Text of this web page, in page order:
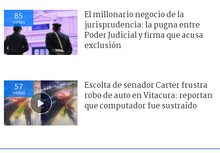
85
visitas
El millonario negocio de la
jurisprudencia: la pugna entre
Poder Judicial y firma que acusa
exclusión
57
visitas
Escolta de senador Carter frustra
robo de auto en Vitacura: reportan
que computador fue sustraído